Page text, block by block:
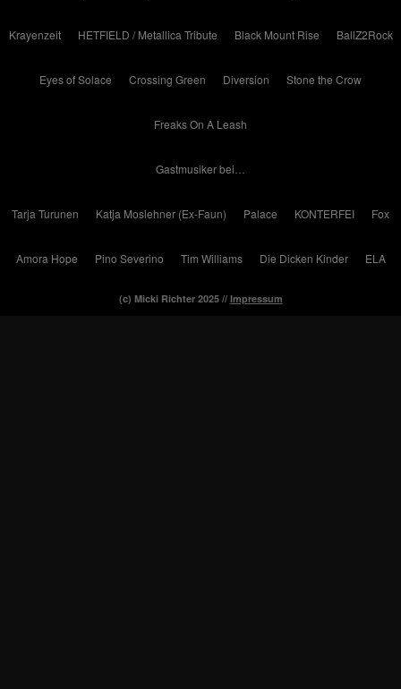
Krayenzeit HETFIELD / Metallica Tribute Black Mount Rise BallZ2Rock
Eyes of Solace Crossing Green Diversion Stone the Crow
Freaks On A Leash
Gastmusiker bei…
Tarja Turunen Katja Moslehner (Ex-Faun) Palace KONTERFEI Fox
Amora Hope Pino Severino Tim Williams Die Dicken Kinder ELA
(c) Micki Richter 2025 // Impressum